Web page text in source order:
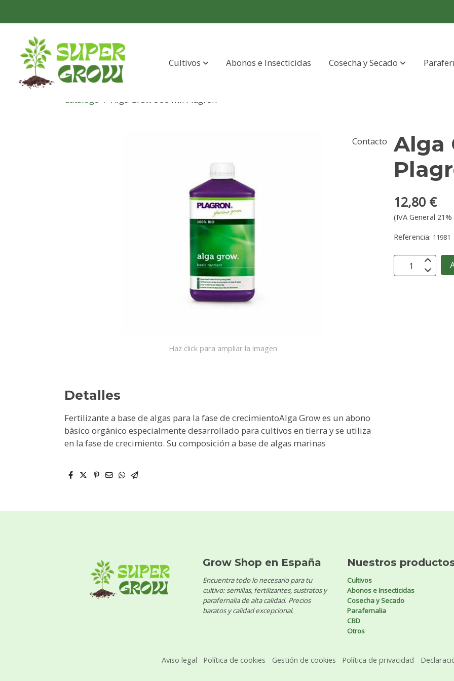
Cultivos Abonos e Insecticidas Cosecha y Secado
Contacto
Catálogo Alga Grow 500 ml. Plagron
Haz click para ampliar la imagen
Detalles
Fertilizante a base de algas para la fase de crecimientoAlga Grow es un abono
básico orgánico especialmente desarrollado para cultivos en tierra y se utiliza
en la fase de crecimiento. Su composición a base de algas marinas
Alga
12,80 €
(IVA General
Referencia: 11981
Grow Shop en España
Encuentra todo lo necesario para tu
cultivo: semillas, fertilizantes, sustratos y
parafernalia de alta calidad. Precios
baratos y calidad excepcional.
Nuestros
Cultivos
Abonos e Insecticidas
Cosecha y Secado
Parafernalia
CBD
Otros
Aviso legal Política de cookies Gestión de cookies Política de privacidad